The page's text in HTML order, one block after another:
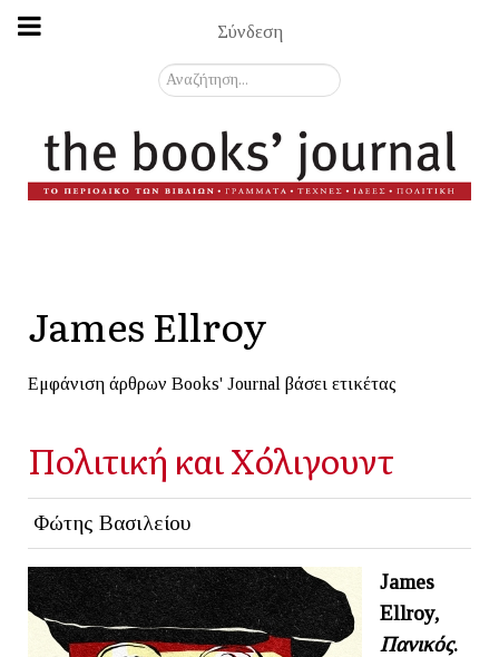
Σύνδεση
Αναζήτηση...
James Ellroy
Εμφάνιση άρθρων Books' Journal βάσει ετικέτας
Πολιτική και Χόλιγουντ
Φώτης Βασιλείου
James
Ellroy,
Πανικός.